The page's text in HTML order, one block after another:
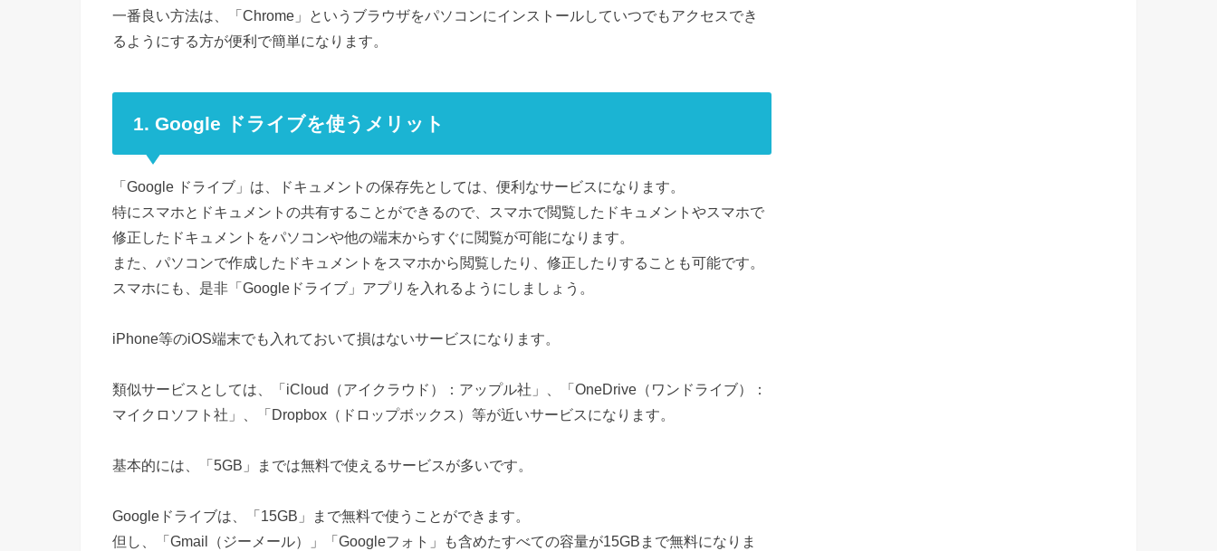
一番良い方法は、「Chrome」というブラウザをパソコンにインストールしていつでもアクセスでき
るようにする方が便利で簡単になります。
1. Google ドライブを使うメリット
「Google ドライブ」は、ドキュメントの保存先としては、便利なサービスになります。
特にスマホとドキュメントの共有することができるので、スマホで閲覧したドキュメントやスマホで
修正したドキュメントをパソコンや他の端末からすぐに閲覧が可能になります。
また、パソコンで作成したドキュメントをスマホから閲覧したり、修正したりすることも可能です。
スマホにも、是非「Googleドライブ」アプリを入れるようにしましょう。
iPhone等のiOS端末でも入れておいて損はないサービスになります。
類似サービスとしては、「iCloud（アイクラウド）：アップル社」、「OneDrive（ワンドライブ）：
マイクロソフト社」、「Dropbox（ドロップボックス）等が近いサービスになります。
基本的には、「5GB」までは無料で使えるサービスが多いです。
Googleドライブは、「15GB」まで無料で使うことができます。
但し、「Gmail（ジーメール）」「Googleフォト」も含めたすべての容量が15GBまで無料になりま